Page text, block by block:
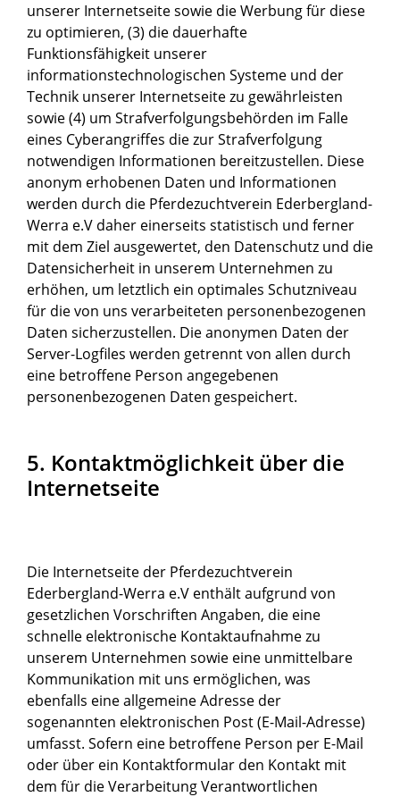
unserer Internetseite sowie die Werbung für diese
zu optimieren, (3) die dauerhafte
Funktionsfähigkeit unserer
informationstechnologischen Systeme und der
Technik unserer Internetseite zu gewährleisten
sowie (4) um Strafverfolgungsbehörden im Falle
eines Cyberangriffes die zur Strafverfolgung
notwendigen Informationen bereitzustellen. Diese
anonym erhobenen Daten und Informationen
werden durch die Pferdezuchtverein Ederbergland-
Werra e.V daher einerseits statistisch und ferner
mit dem Ziel ausgewertet, den Datenschutz und die
Datensicherheit in unserem Unternehmen zu
erhöhen, um letztlich ein optimales Schutzniveau
für die von uns verarbeiteten personenbezogenen
Daten sicherzustellen. Die anonymen Daten der
Server-Logfiles werden getrennt von allen durch
eine betroffene Person angegebenen
personenbezogenen Daten gespeichert.
5. Kontaktmöglichkeit über die
Internetseite
Die Internetseite der Pferdezuchtverein
Ederbergland-Werra e.V enthält aufgrund von
gesetzlichen Vorschriften Angaben, die eine
schnelle elektronische Kontaktaufnahme zu
unserem Unternehmen sowie eine unmittelbare
Kommunikation mit uns ermöglichen, was
ebenfalls eine allgemeine Adresse der
sogenannten elektronischen Post (E-Mail-Adresse)
umfasst. Sofern eine betroffene Person per E-Mail
oder über ein Kontaktformular den Kontakt mit
dem für die Verarbeitung Verantwortlichen